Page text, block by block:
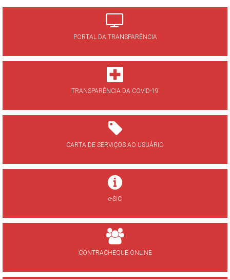
PORTAL DA TRANSPARÊNCIA
TRANSPARÊNCIA DA COVID-19
CARTA DE SERVIÇOS AO USUÁRIO
e-SIC
CONTRACHEQUE ONLINE